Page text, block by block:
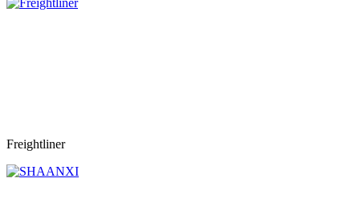
Freightliner